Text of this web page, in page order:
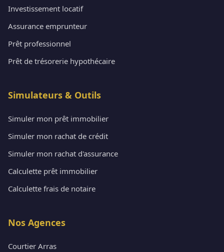
Investissement locatif
Assurance emprunteur
Prêt professionnel
Prêt de trésorerie hypothécaire
Simulateurs & Outils
Simuler mon prêt immobilier
Simuler mon rachat de crédit
Simuler mon rachat d'assurance
Calculette prêt immobilier
Calculette frais de notaire
Nos Agences
Courtier Arras